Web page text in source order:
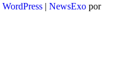
WordPress | NewsExo por